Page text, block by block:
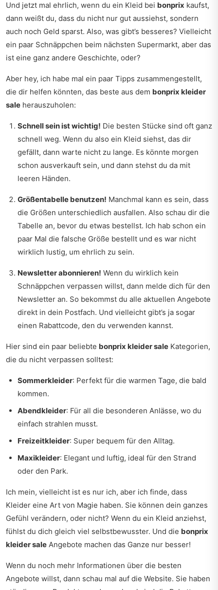
Und jetzt mal ehrlich, wenn du ein Kleid bei bonprix kaufst,
dann weißt du, dass du nicht nur gut aussiehst, sondern
auch noch Geld sparst. Also, was gibt’s besseres? Vielleicht
ein paar Schnäppchen beim nächsten Supermarkt, aber das
ist eine ganz andere Geschichte, oder?
Aber hey, ich habe mal ein paar Tipps zusammengestellt,
die dir helfen könnten, das beste aus dem bonprix kleider
sale herauszuholen:
Schnell sein ist wichtig! Die besten Stücke sind oft ganz
schnell weg. Wenn du also ein Kleid siehst, das dir
gefällt, dann warte nicht zu lange. Es könnte morgen
schon ausverkauft sein, und dann stehst du da mit
leeren Händen.
Größentabelle benutzen! Manchmal kann es sein, dass
die Größen unterschiedlich ausfallen. Also schau dir die
Tabelle an, bevor du etwas bestellst. Ich hab schon ein
paar Mal die falsche Größe bestellt und es war nicht
wirklich lustig, um ehrlich zu sein.
Newsletter abonnieren! Wenn du wirklich kein
Schnäppchen verpassen willst, dann melde dich für den
Newsletter an. So bekommst du alle aktuellen Angebote
direkt in dein Postfach. Und vielleicht gibt’s ja sogar
einen Rabattcode, den du verwenden kannst.
Hier sind ein paar beliebte bonprix kleider sale Kategorien,
die du nicht verpassen solltest:
Sommerkleider: Perfekt für die warmen Tage, die bald
kommen.
Abendkleider: Für all die besonderen Anlässe, wo du
einfach strahlen musst.
Freizeitkleider: Super bequem für den Alltag.
Maxikleider: Elegant und luftig, ideal für den Strand
oder den Park.
Ich mein, vielleicht ist es nur ich, aber ich finde, dass
Kleider eine Art von Magie haben. Sie können dein ganzes
Gefühl verändern, oder nicht? Wenn du ein Kleid anziehst,
fühlst du dich gleich viel selbstbewusster. Und die bonprix
kleider sale Angebote machen das Ganze nur besser!
Wenn du noch mehr Informationen über die besten
Angebote willst, dann schau mal auf die Website. Sie haben